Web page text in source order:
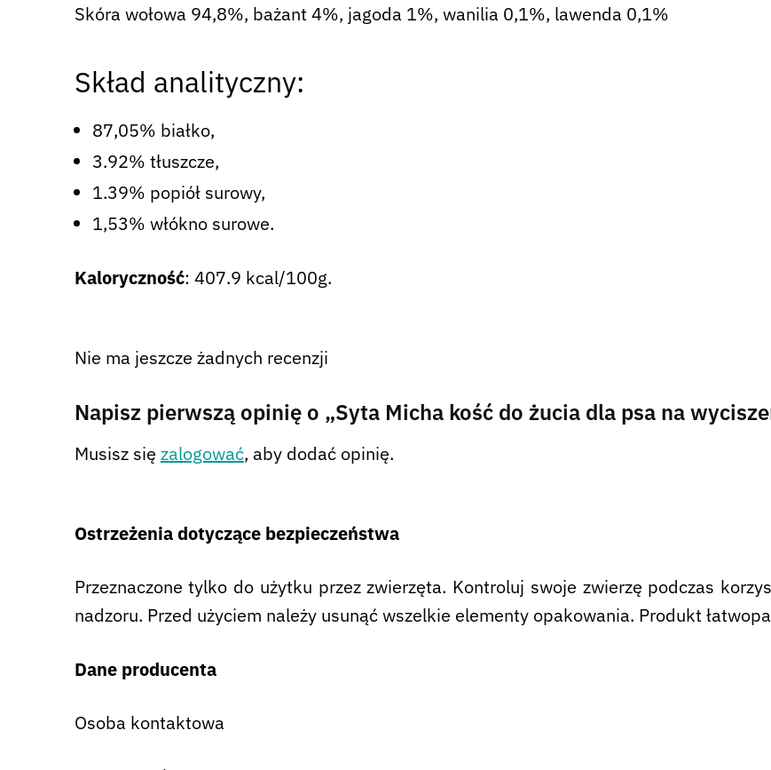
Skóra wołowa 94,8%, bażant 4%, jagoda 1%, wanilia 0,1%, lawenda 0,1%
Skład analityczny:
87,05% białko,
3.92% tłuszcze,
1.39% popiół surowy,
1,53% włókno surowe.
Kaloryczność: 407.9 kcal/100g.
Nie ma jeszcze żadnych recenzji
Napisz pierwszą opinię o „Syta Micha kość do żucia dla psa na
Musisz się zalogować, aby dodać opinię.
Ostrzeżenia dotyczące bezpieczeństwa
Przeznaczone tylko do użytku przez zwierzęta. Kontroluj swoje zwierzę podczas
nadzoru. Przed użyciem należy usunąć wszelkie elementy opakowania. Produkt
Dane producenta
Osoba kontaktowa